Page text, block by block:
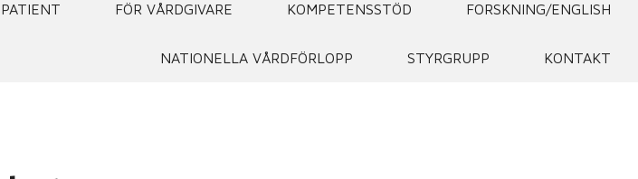
FÖR VÅRDGIVARE KOMPETENSSTÖD FORSKNING/ENGLISH
NATIONELLA VÅRDFÖRLOPP STYRGRUPP KONTAKT